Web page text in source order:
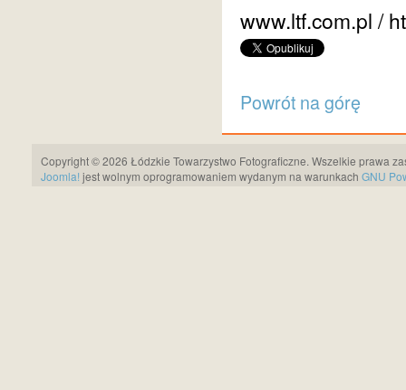
www.ltf.com.pl /
Powrót na górę
Copyright © 2026 Łódzkie Towarzystwo Fotograficzne. Wszelkie prawa
Joomla! jest wolnym oprogramowaniem wydanym na warunkach GNU